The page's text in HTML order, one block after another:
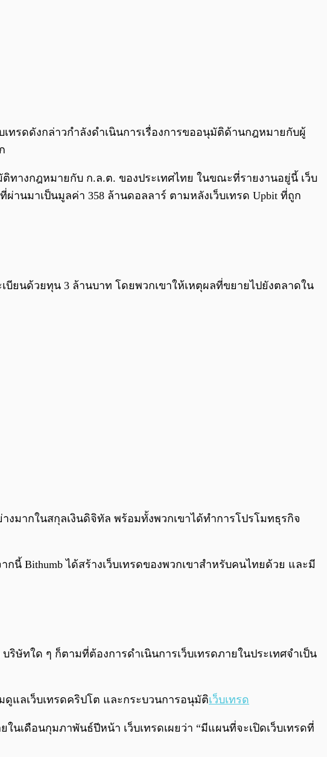
ทรดดังกล่าวกำลังดำเนินการเรื่องการขออนุมัติด้านกฎหมายกับผู้
ทางกฎหมายกับ ก.ล.ต. ของประเทศไทย ในขณะที่รายงานอยู่นี้ เว็บ
านมาเป็นมูลค่า 358 ล้านดอลลาร์ ตามหลังเว็บเทรด Upbit ที่ถูก
เบียนด้วยทุน 3 ล้านบาท โดยพวกเขาให้เหตุผลที่ขยายไปยังตลาดใน
งมากในสกุลเงินดิจิทัล พร้อมทั้งพวกเขาได้ทำการโปรโมทธุรกิจ
กนี้ Bithumb ได้สร้างเว็บเทรดของพวกเขาสำหรับคนไทยด้วย และมี
ษัทใด ๆ ก็ตามที่ต้องการดำเนินการเว็บเทรดภายในประเทศจำเป็น
ดูแลเว็บเทรดคริปโต และกระบวนการอนุมัติเว็บเทรด
นเดือนกุมภาพันธ์ปีหน้า เว็บเทรดเผยว่า “มีแผนที่จะเปิดเว็บเทรดที่